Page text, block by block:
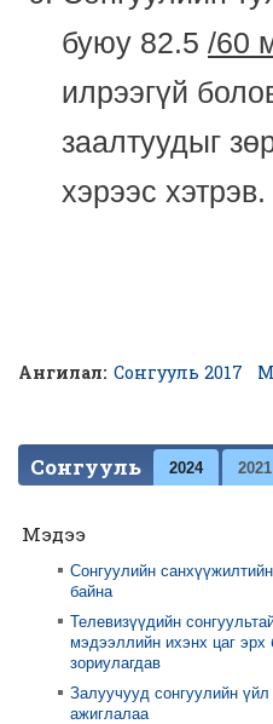
буюу 82.5 /60
илрээгүй
заалтуудыг
хэрээс хэтрэв.
Ангилал: Сонгууль 2017
Сонгууль 2024 2021
Мэдээ
Сонгуулийн
байна
Телевизүүдийн
мэдээллийн ихэнх цаг эрх
зориулагдав
Залуучууд сонгуулийн
ажиглалаа